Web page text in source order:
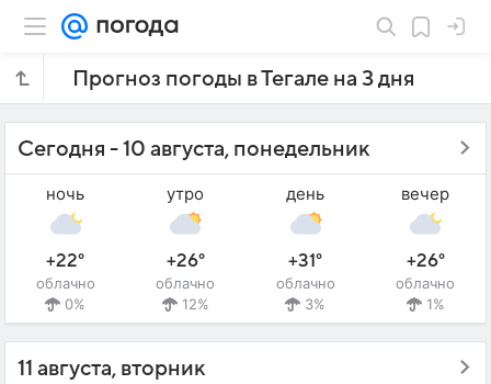
Прогноз погоды в Тегале на 3 дня
Сегодня - 10 августа, понедельник
ночь
+22°
облачно
0%
утро
+26°
облачно
12%
день
+31°
облачно
3%
вечер
+26°
облачно
1%
11 августа, вторник